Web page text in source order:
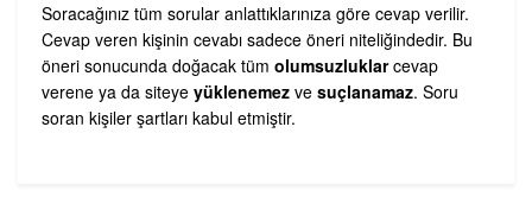
Soracağınız tüm sorular anlattıklarınıza göre cevap verilir.
Cevap veren kişinin cevabı sadece öneri niteliğindedir. Bu
öneri sonucunda doğacak tüm olumsuzluklarcevap
verene ya da siteye yüklenemez ve suçlanamaz. Soru
soran kişiler şartları kabul etmiştir.